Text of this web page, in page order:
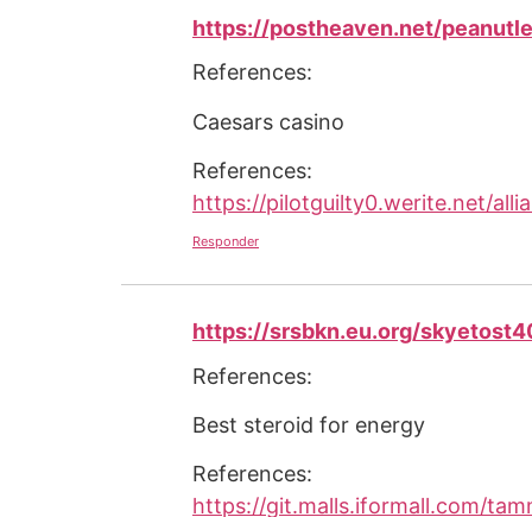
https://postheaven.net/
References:
Caesars casino
References:
https://pilotguilty0.werite.net/
Responder
https://srsbkn.eu.org/
References:
Best steroid for energy
References:
https://git.malls.iformall.com/